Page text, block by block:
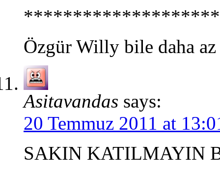
Özgür Willy bile daha
Asitavandas says:
20 Temmuz 2011 at
SAKIN KATILMAYIN